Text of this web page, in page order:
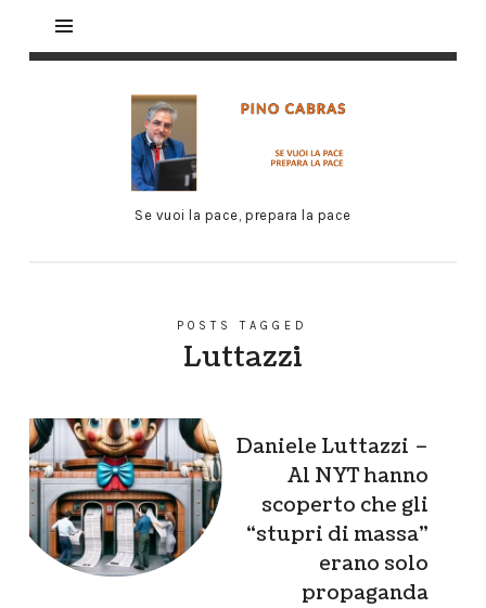
Se vuoi la pace, prepara la pace
POSTS TAGGED
Luttazzi
Daniele Luttazzi –
Al NYT hanno
scoperto che gli
“stupri di massa”
erano solo
propaganda